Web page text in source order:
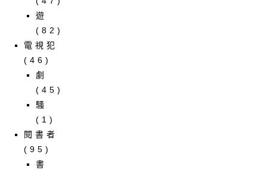
遊
(82)
電視犯
(46)
劇
(45)
騷
(1)
閱書者
(95)
書